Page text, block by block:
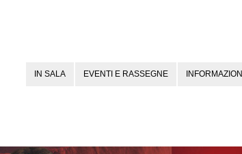
IN SALA EVENTI E RASSEGNE INFORMAZIONI